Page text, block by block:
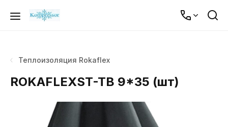
Теплоизоляция Rokaflex
ROKAFLEXST-TB 9*35 (шт)